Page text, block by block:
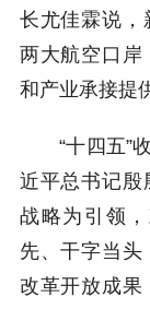
长尤佳霖说，
两大航空口岸
和产业承接提
“十四五”收
近平总书记殷
战略为引领
先、干字当头
改革开放成果